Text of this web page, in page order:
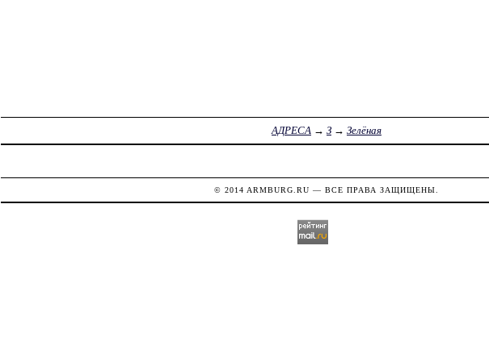
АДРЕСА→ З→ Зелёная
© 2014 ARMBURG.RU — ВСЕ ПРАВА ЗАЩИЩЕНЫ.